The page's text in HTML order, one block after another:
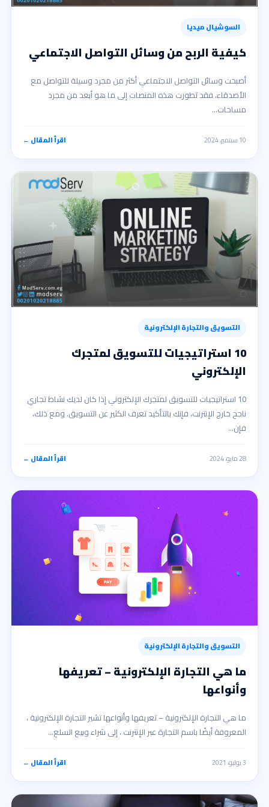
السوشيال ميديا
كيفية الربح من وسائل التواصل الاجتماعي
أصبحت وسائل التواصل الاجتماعي أكثر من مجرد وسيلة للتواصل مع
الأصدقاء، فقد تطورت هذه المنصات إلى ما هو أبعد من مجرد
مساحات…
10 سبتمبر، 2024 اقرأ المقال ←
التسويق والتجارة الإلكترونية
10 استراتيجيات للتسويق لمتجرك
الإلكتروني
10 استراتيجيات للتسويق لمتجرك الإلكتروني إذا كان لديك نشاط تجاري
ناجح خارج الإنترنت، فإنك بالتأكيد تعرف الكثير عن التسويق. ومع ذلك،
فإن…
28 مايو، 2024 اقرأ المقال ←
التسويق والتجارة الإلكترونية
ما هي التجارة الإلكترونية – تعريفها
وأنواعها
ما هي التجارة الإلكترونية – تعريفها وأنواعها تشير التجارة الإلكترونية ،
المعروفة أيضًا باسم التجارة عبر الإنترنت ، إلى شراء وبيع السلع…
3 يوليو، 2021 اقرأ المقال ←